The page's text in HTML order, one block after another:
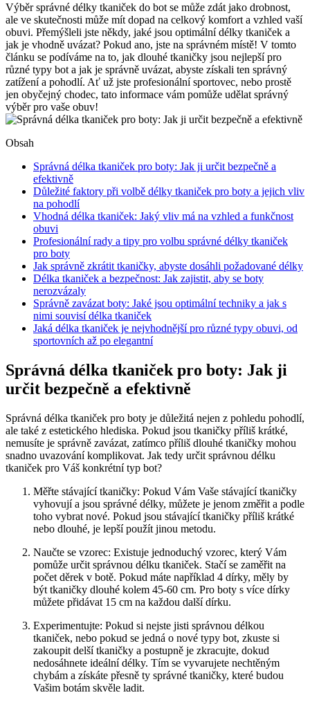
Výběr správné délky tkaniček do bot se může zdát jako drobnost,
ale ve skutečnosti⁢ může mít dopad na celkový komfort a vzhled vaší
obuvi. Přemýšleli jste někdy, jaké jsou optimální délky tkaniček a
jak je ‌vhodně uvázat? Pokud ano, jste⁤ na správném místě! V tomto
článku se​ podíváme na to, jak dlouhé tkaničky jsou nejlepší pro
různé typy bot⁤ a jak je správně uvázat, abyste získali ten správný
zatížení a pohodlí. Ať už jste profesionální sportovec, nebo prostě
jen obyčejný chodec, tato informace vám pomůže ‍udělat ⁣správný
výběr pro vaše obuv!
Obsah
Správná délka tkaniček pro boty: Jak ji určit bezpečně a
efektivně
Důležité faktory při volbě délky tkaniček pro boty a jejich vliv
​na pohodlí
Vhodná‍ délka tkaniček: Jaký vliv má na vzhled a funkčnost
obuvi
Profesionální rady a tipy pro volbu správné délky tkaniček
pro boty
Jak správně zkrátit tkaničky, abyste dosáhli⁣ požadované délky
Délka tkaniček a bezpečnost: Jak zajistit, aby se boty
nerozvázaly
Správně zavázat boty: Jaké jsou optimální techniky a jak s
nimi souvisí délka tkaniček
Jaká délka tkaniček je nejvhodnější pro různé typy obuvi, od
sportovních až po elegantní
Správná délka tkaniček pro boty: Jak ji
určit bezpečně a efektivně
Správná délka tkaniček pro boty je důležitá nejen z pohledu pohodlí,
ale také z estetického hlediska. Pokud jsou tkaničky příliš krátké,
nemusíte je správně zavázat, zatímco příliš dlouhé tkaničky mohou⁢
snadno uvazování komplikovat. Jak tedy určit správnou délku
tkaniček pro Váš konkrétní typ bot?
Měřte stávající tkaničky: Pokud Vám ‍Vaše stávající tkaničky
vyhovují a jsou správné délky, můžete je jenom změřit a podle
toho ​vybrat nové. Pokud jsou ⁤stávající tkaničky příliš krátké
‌nebo dlouhé, ⁣je lepší použít jinou ⁤metodu.
Naučte se ‍vzorec: Existuje⁤ jednoduchý vzorec, který Vám
pomůže určit správnou délku tkaniček. ⁣Stačí se zaměřit na
⁤počet děrek v botě. Pokud máte například 4 dírky, měly by
být tkaničky dlouhé kolem 45-60 cm. Pro boty⁤ s více dírky
můžete přidávat⁣ 15 cm na každou ⁤další ​dírku.
Experimentujte: Pokud si nejste⁣ jisti správnou délkou
tkaniček, nebo pokud se jedná o nové typy bot, zkuste si
zakoupit delší tkaničky a postupně je zkracujte, dokud
nedosáhnete‍ ideální délky. Tím​ se vyvarujete nechtěným
chybám a získáte přesně ty správné tkaničky, které budou
Vašim botám skvěle ⁣ladit.